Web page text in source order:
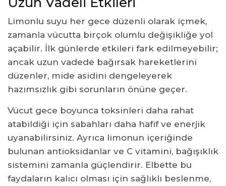
Limonlu suyu her gece düzenli olarak içmek,
zamanla vücutta birçok olumlu değişikliğe yol
açabilir. İlk günlerde etkileri fark edilmeyebilir;
ancak uzun vadede bağırsak hareketlerini
düzenler, mide asidini dengeleyerek
hazımsızlık gibi sorunların önüne geçer.
Vücut gece boyunca toksinleri daha rahat
atabildiği için sabahları daha hafif ve enerjik
uyanabilirsiniz. Ayrıca limonun içeriğinde
bulunan antioksidanlar ve C vitamini, bağışıklık
sistemini zamanla güçlendirir. Elbette bu
faydaların kalıcı olması için sağlıklı beslenme,